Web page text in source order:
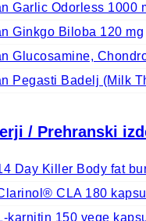
Garlic Odorless 1000
Ginkgo Biloba 120 mg
Glucosamine,
Pegasti Badelj (Milk
/ Prehranski
Day Killer Body fat
CLA 180 kapsul
karnitin 150 vege